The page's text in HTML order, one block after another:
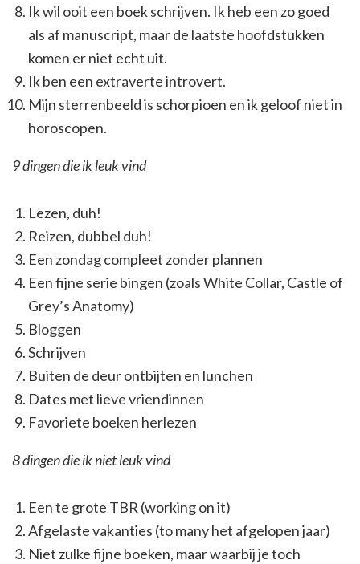
Ik wil ooit een boek schrijven. Ik heb een zo goed
als af manuscript, maar de laatste hoofdstukken
komen er niet echt uit.
Ik ben een extraverte introvert.
Mijn sterrenbeeld is schorpioen en ik geloof niet in
horoscopen.
9 dingen die ik leuk vind
Lezen, duh!
Reizen, dubbel duh!
Een zondag compleet zonder plannen
Een fijne serie bingen (zoals White Collar, Castle of
Grey’s Anatomy)
Bloggen
Schrijven
Buiten de deur ontbijten en lunchen
Dates met lieve vriendinnen
Favoriete boeken herlezen
8 dingen die ik niet leuk vind
Een te grote TBR (working on it)
Afgelaste vakanties (to many het afgelopen jaar)
Niet zulke fijne boeken, maar waarbij je toch